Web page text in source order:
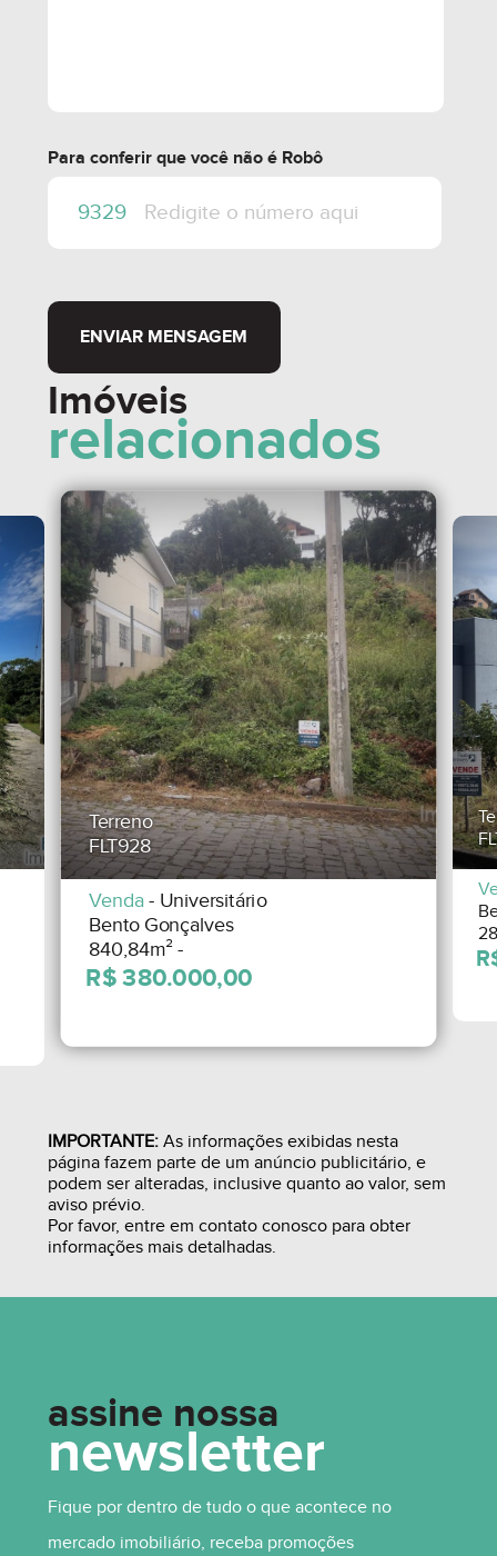
Para conferir que você não é Robô
ENVIAR MENSAGEM
Imóveis
relacionados
Terreno
FLT928
Venda- Universitário
Bento Gonçalves
840,84m² -
R$ 380.000,00
IMPORTANTE:As informações exibidas nesta
página fazem parte de um anúncio publicitário, e
podem ser alteradas, inclusive quanto ao valor, sem
aviso prévio.
Por favor, entre em contato conosco para obter
informações mais detalhadas.
assine nossa
newsletter
Fique por dentro de tudo o que acontece no
mercado imobiliário, receba promoções